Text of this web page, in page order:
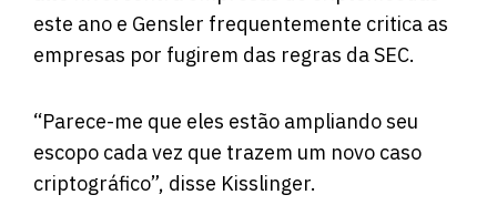
este ano e Gensler frequentemente critica as
empresas por fugirem das regras da SEC.
“Parece-me que eles estão ampliando seu
escopo cada vez que trazem um novo caso
criptográfico”, disse Kisslinger.